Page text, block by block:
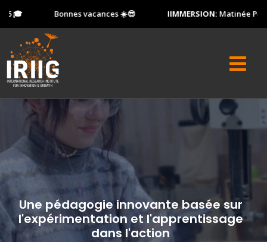
Bonnes vacances ☀️😎 IIMMERSION:Matinée Portes
Une pédagogie innovante basée sur
l'expérimentation et l'apprentissage
dans l'action